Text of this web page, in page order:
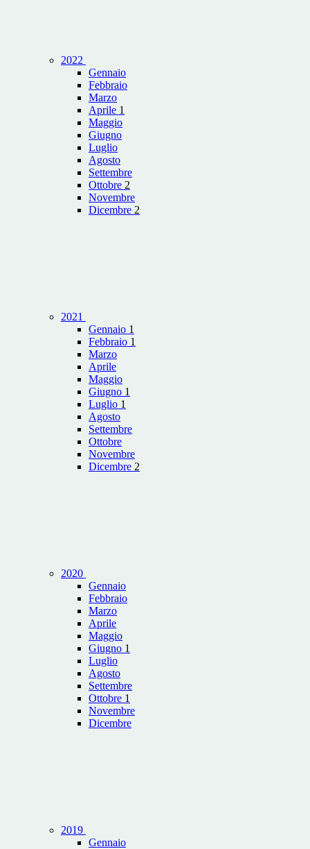
2022
Gennaio
Febbraio
Marzo
Aprile 1
Maggio
Giugno
Luglio
Agosto
Settembre
Ottobre 2
Novembre
Dicembre 2
2021
Gennaio 1
Febbraio 1
Marzo
Aprile
Maggio
Giugno 1
Luglio 1
Agosto
Settembre
Ottobre
Novembre
Dicembre 2
2020
Gennaio
Febbraio
Marzo
Aprile
Maggio
Giugno 1
Luglio
Agosto
Settembre
Ottobre 1
Novembre
Dicembre
2019
Gennaio